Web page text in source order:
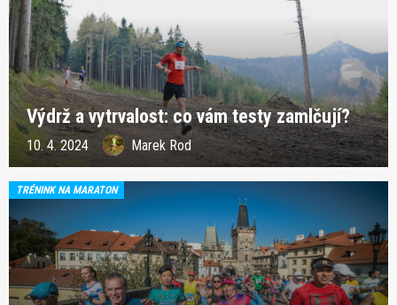
Výdrž a vytrvalost: co vám testy zamlčují?
10. 4. 2024 Marek Rod
TRÉNINK NA MARATON